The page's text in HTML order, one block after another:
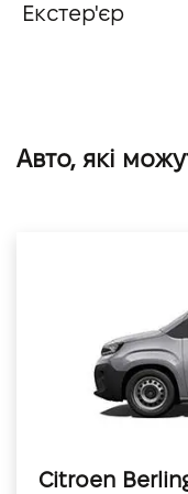
Екстер'єр
Авто, які
Citroen